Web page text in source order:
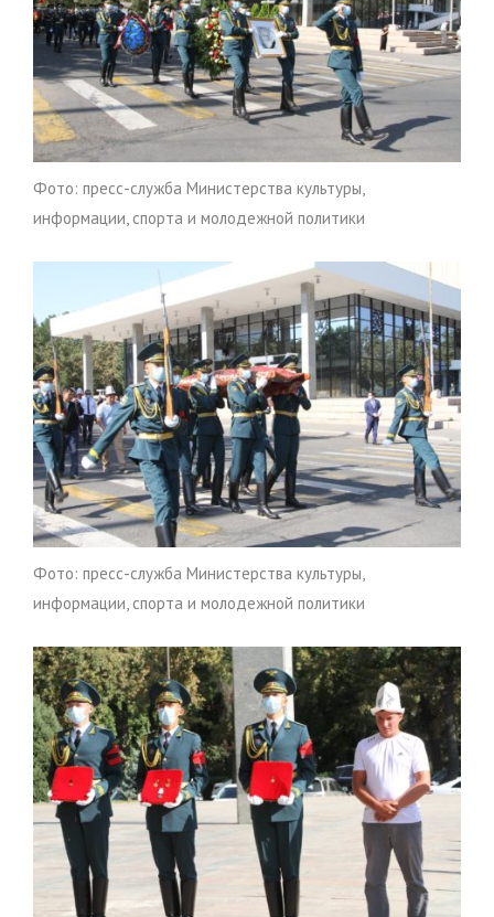
Фото: пресс-служба Министерства культуры,
информации, спорта и молодежной политики
Фото: пресс-служба Министерства культуры,
информации, спорта и молодежной политики